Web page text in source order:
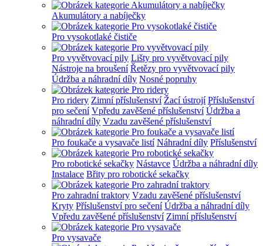
Akumulátory a nabíječky
Pro vysokotlaké čističe
Pro vyvětvovací pily Lišty pro vyvětvovací pily
Nástroje na broušení Řetězy pro vyvětvovací pily
Údržba a náhradní díly Nosné popruhy
Pro ridery Zimní příslušenství Žací ústrojí Příslušenství
pro sečení Vpředu zavěšené příslušenství Údržba a
náhradní díly Vzadu zavěšené příslušenství
Pro foukače a vysavače listí Náhradní díly Příslušenství
Pro robotické sekačky Nástavce Údržba a náhradní díly
Instalace Břity pro robotické sekačky
Pro zahradní traktory Vzadu zavěšené příslušenství
Kryty Příslušenství pro sečení Údržba a náhradní díly
Vpředu zavěšené příslušenství Zimní příslušenství
Pro vysavače